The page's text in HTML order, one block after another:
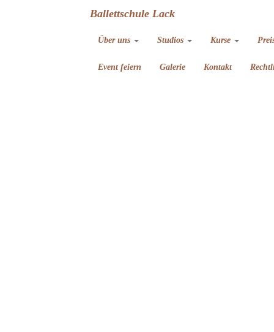
Ballettschule Lack
Über uns Studios Kurse
Event feiern Galerie Kontakt